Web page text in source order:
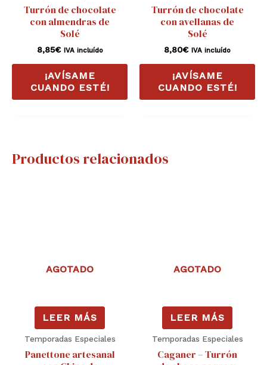
Turrón de chocolate
con almendras de
Solé
8,85€ IVA incluído
¡AVÍSAME
CUANDO ESTÉ!
Turrón de chocolate
con avellanas de
Solé
8,80€ IVA incluído
¡AVÍSAME
CUANDO ESTÉ!
Productos relacionados
AGOTADO
LEER MÁS
Temporadas Especiales
Panettone artesanal
AGOTADO
LEER MÁS
Temporadas Especiales
Caganer – Turrón